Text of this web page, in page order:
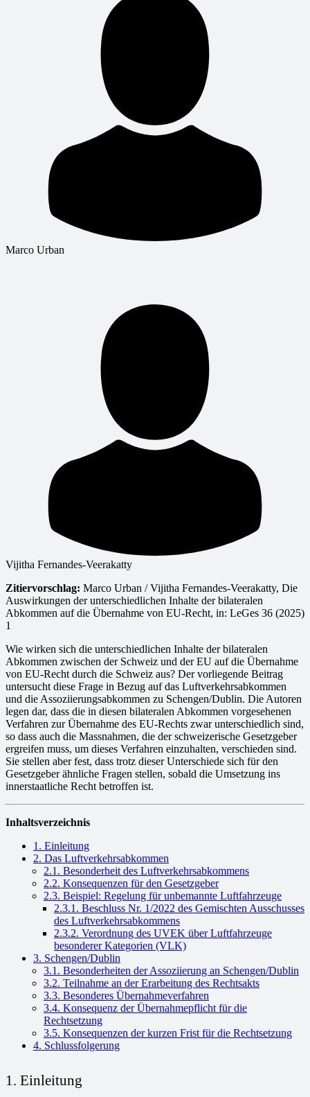
Marco Urban
Vijitha Fernandes-Veerakatty
Zitiervorschlag: Marco Urban / Vijitha Fernandes-Veerakatty, Die
Auswirkungen der unterschiedlichen Inhalte der bilateralen
Abkommen auf die Übernahme von EU-Recht, in: LeGes 36 (2025)
1
Wie wirken sich die unterschiedlichen Inhalte der bilateralen
Abkommen zwischen der Schweiz und der EU auf die Übernahme
von EU-Recht durch die Schweiz aus? Der vorliegende Beitrag
untersucht diese Frage in Bezug auf das Luftverkehrsabkommen
und die Assoziierungsabkommen zu Schengen/Dublin. Die Autoren
legen dar, dass die in diesen bilateralen Abkommen vorgesehenen
Verfahren zur Übernahme des EU-Rechts zwar unterschiedlich sind,
so dass auch die Massnahmen, die der schweizerische Gesetzgeber
ergreifen muss, um dieses Verfahren einzuhalten, verschieden sind.
Sie stellen aber fest, dass trotz dieser Unterschiede sich für den
Gesetzgeber ähnliche Fragen stellen, sobald die Umsetzung ins
innerstaatliche Recht betroffen ist.
Inhaltsverzeichnis
1. Einleitung
2. Das Luftverkehrsabkommen
2.1. Besonderheit des Luftverkehrsabkommens
2.2. Konsequenzen für den Gesetzgeber
2.3. Beispiel: Regelung für unbemannte Luftfahrzeuge
2.3.1. Beschluss Nr. 1/2022 des Gemischten Ausschusses
des Luftverkehrsabkommens
2.3.2. Verordnung des UVEK über Luftfahrzeuge
besonderer Kategorien (VLK)
3. Schengen/Dublin
3.1. Besonderheiten der Assoziierung an Schengen/Dublin
3.2. Teilnahme an der Erarbeitung des Rechtsakts
3.3. Besonderes Übernahmeverfahren
3.4. Konsequenz der Übernahmepflicht für die
Rechtsetzung
3.5. Konsequenzen der kurzen Frist für die Rechtsetzung
4. Schlussfolgerung
1. Einleitung